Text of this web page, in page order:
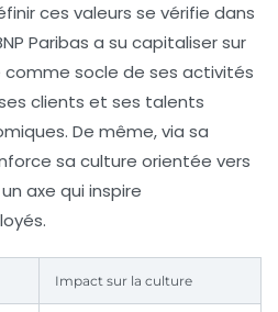
ces valeurs se vérifie dans
Paribas a su capitaliser sur
comme socle de ses activités
clients et ses talents
De même, via sa
sa culture orientée vers
axe qui inspire
Impact sur la culture